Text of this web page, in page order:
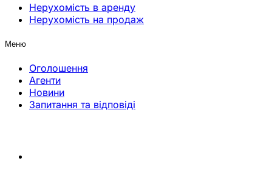
Нерухомість в аренду
Нерухомість на продаж
Меню
Оголошення
Агенти
Новини
Запитання та відповіді